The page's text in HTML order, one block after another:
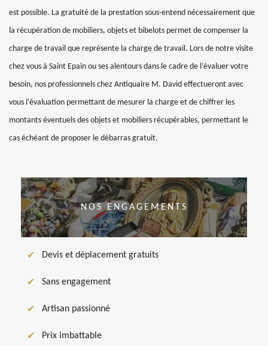
est possible. La gratuité de la prestation sous-entend nécessairement que
la récupération de mobiliers, objets et bibelots permet de compenser la
charge de travail que représente la charge de travail. Lors de notre visite
chez vous à Saint Epain ou ses alentours dans le cadre de l’évaluer votre
besoin, nos professionnels chez Antiquaire M. David effectueront avec
vous l'évaluation permettant de mesurer la charge et de chiffrer les
montants éventuels des objets et mobiliers récupérables, permettant le
cas échéant de proposer le débarras gratuit.
NOS ENGAGEMENTS
Devis et déplacement gratuits
Sans engagement
Artisan passionné
Prix imbattable